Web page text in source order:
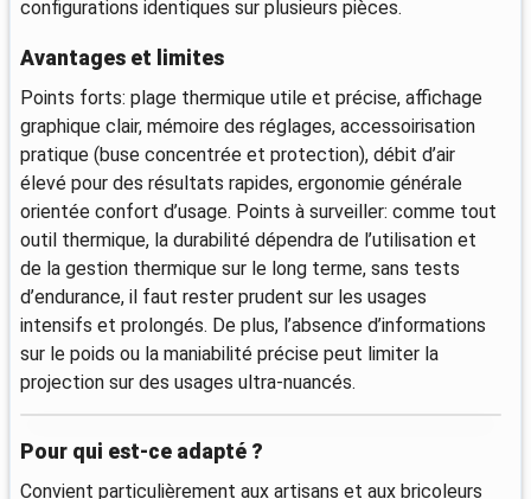
configurations identiques sur plusieurs pièces.
Avantages et limites
Points forts: plage thermique utile et précise, affichage
graphique clair, mémoire des réglages, accessoirisation
pratique (buse concentrée et protection), débit d’air
élevé pour des résultats rapides, ergonomie générale
orientée confort d’usage. Points à surveiller: comme tout
outil thermique, la durabilité dépendra de l’utilisation et
de la gestion thermique sur le long terme, sans tests
d’endurance, il faut rester prudent sur les usages
intensifs et prolongés. De plus, l’absence d’informations
sur le poids ou la maniabilité précise peut limiter la
projection sur des usages ultra-nuancés.
Pour qui est-ce adapté ?
Convient particulièrement aux artisans et aux bricoleurs